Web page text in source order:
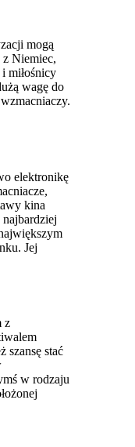
mogą
Niemiec,
miłośnicy
wagę do
elektronikę
kina
Jej
z
szansę stać
w rodzaju